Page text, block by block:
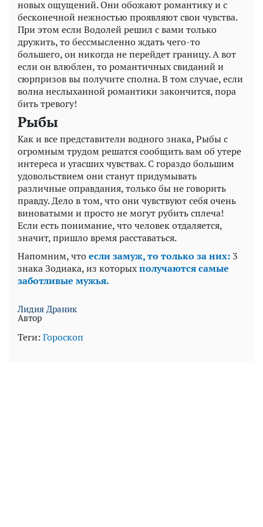
новых ощущений. Они обожают романтику и с
бесконечной нежностью проявляют свои чувства.
При этом если Водолей решил с вами только
дружить, то бессмысленно ждать чего-то
большего, он никогда не перейдет границу. А вот
если он влюблен, то романтичных свиданий и
сюрпризов вы получите сполна. В том случае, если
волна неслыханной романтики закончится, пора
бить тревогу!
Рыбы
Как и все представители водного знака, Рыбы с
огромным трудом решатся сообщить вам об утере
интереса и угасших чувствах. С гораздо большим
удовольствием они станут придумывать
различные оправдания, только бы не говорить
правду. Дело в том, что они чувствуют себя очень
виноватыми и просто не могут рубить сплеча!
Если есть понимание, что человек отдаляется,
значит, пришло время расставаться.
Напомним, чтоесли замуж, то только за них: 3
знака Зодиака, из которыхполучаются самые
заботливые мужья.
Лидия Драник
Автор
Теги: Гороскоп